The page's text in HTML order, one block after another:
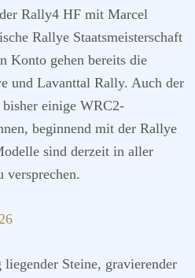
Rally4 HF mit Marcel
Rallye Staatsmeisterschaft
Konto gehen bereits die
und Lavanttal Rally. Auch der
einige WRC2-
beginnend mit der Rallye
sind derzeit in aller
versprechen.
Steine, gravierender